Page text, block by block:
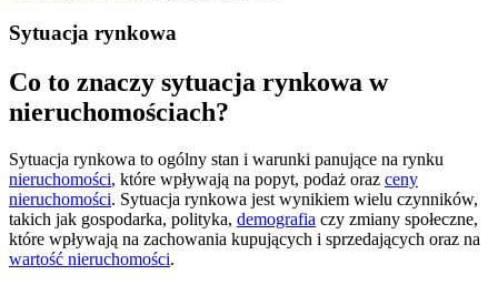
Sytuacja rynkowa
Co to znaczy sytuacja rynkowa w
nieruchomościach?
Sytuacja rynkowa to ogólny stan i warunki panujące na rynku
nieruchomości, które wpływają na popyt, podaż oraz ceny
nieruchomości. Sytuacja rynkowa jest wynikiem wielu czynników,
takich jak gospodarka, polityka, demografia czy zmiany społeczne,
które wpływają na zachowania kupujących i sprzedających oraz na
wartość nieruchomości.